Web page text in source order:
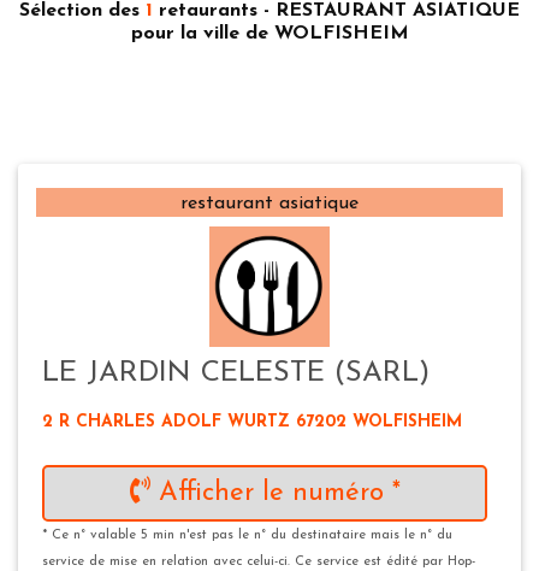
Sélection des 1 retaurants - RESTAURANT ASIATIQUE
pour la ville de WOLFISHEIM
restaurant asiatique
LE JARDIN CELESTE (SARL)
2 R CHARLES ADOLF WURTZ 67202 WOLFISHEIM
Afficher le numéro *
* Ce n° valable 5 min n'est pas le n° du destinataire mais le n° du
service de mise en relation avec celui-ci. Ce service est édité par Hop-